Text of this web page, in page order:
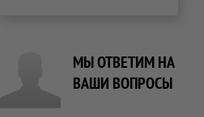
МЫ ОТВЕТИМ НА
ВАШИ ВОПРОСЫ